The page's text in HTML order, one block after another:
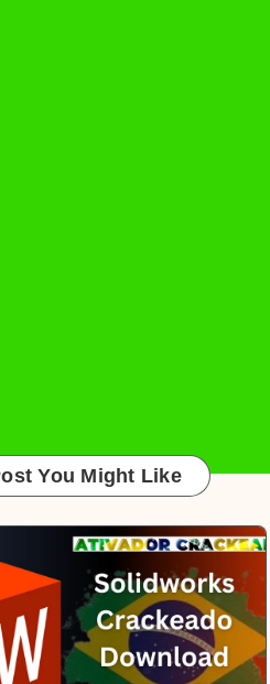
You Might Like